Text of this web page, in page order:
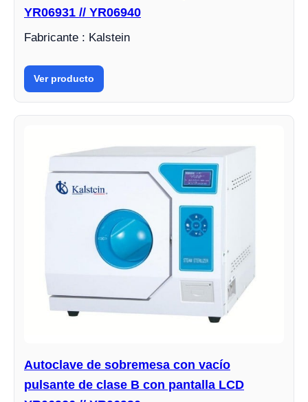
YR06931 // YR06940
Fabricante : Kalstein
Ver producto
Autoclave de sobremesa con vacío
pulsante de clase B con pantalla LCD